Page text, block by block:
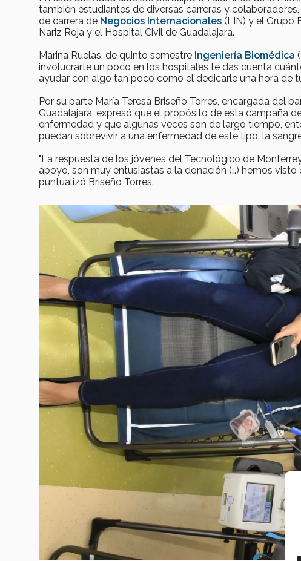
también estudiantes de diversas carreras y
de carrera de Negocios Internacionales (LIN) y el Grupo
Nariz Roja y el Hospital Civil de Guadalajara.
Marina Ruelas, de quinto semestre Ingeniería Biomédica
involucrarte un poco en los hospitales te das cuenta
ayudar con algo tan poco como el dedicarle una hora de
Por su parte María Teresa Briseño Torres, encargada del
Guadalajara, expresó que el propósito de esta campaña
enfermedad y que algunas veces son de largo tiempo,
puedan sobrevivir a una enfermedad de este tipo, la
"La respuesta de los jóvenes del Tecnológico de
apoyo, son muy entusiastas a la donación (…) hemos
puntualizó Briseño Torres.